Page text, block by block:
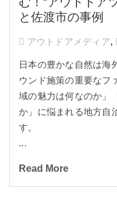
と佐渡市の事例
アウトドアメディア,
日本の豊かな自然は海
ウンド施策の重要なフ
域の魅力は何なのか」
か」に悩まれる地方自
す。
...
Read More